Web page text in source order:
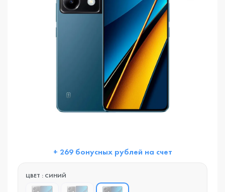
+ 269 бонусных рублей на счет
ЦВЕТ : СИНИЙ